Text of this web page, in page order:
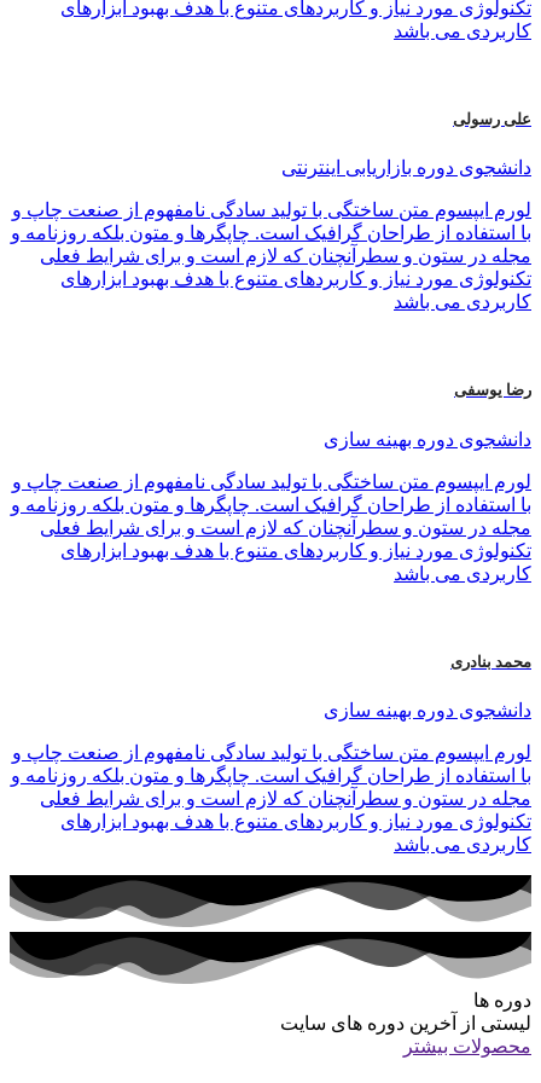
تکنولوژی مورد نیاز و کاربردهای متنوع با هدف بهبود ابزارهای
کاربردی می باشد
علی رسولی
دانشجوی دوره بازاریابی اینترنتی
لورم ایپسوم متن ساختگی با تولید سادگی نامفهوم از صنعت چاپ و
با استفاده از طراحان گرافیک است. چاپگرها و متون بلکه روزنامه و
مجله در ستون و سطرآنچنان که لازم است و برای شرایط فعلی
تکنولوژی مورد نیاز و کاربردهای متنوع با هدف بهبود ابزارهای
کاربردی می باشد
رضا یوسفی
دانشجوی دوره بهینه سازی
لورم ایپسوم متن ساختگی با تولید سادگی نامفهوم از صنعت چاپ و
با استفاده از طراحان گرافیک است. چاپگرها و متون بلکه روزنامه و
مجله در ستون و سطرآنچنان که لازم است و برای شرایط فعلی
تکنولوژی مورد نیاز و کاربردهای متنوع با هدف بهبود ابزارهای
کاربردی می باشد
محمد بنادری
دانشجوی دوره بهینه سازی
لورم ایپسوم متن ساختگی با تولید سادگی نامفهوم از صنعت چاپ و
با استفاده از طراحان گرافیک است. چاپگرها و متون بلکه روزنامه و
مجله در ستون و سطرآنچنان که لازم است و برای شرایط فعلی
تکنولوژی مورد نیاز و کاربردهای متنوع با هدف بهبود ابزارهای
کاربردی می باشد
دوره ها
لیستی از آخرین دوره های سایت
محصولات بیشتر